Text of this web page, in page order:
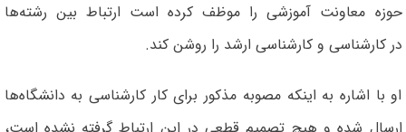
حوزه معاونت آموزشی را موظف کرده است ارتباط بین رشته‌ها
در کارشناسی و کارشناسی ارشد را روشن کند.
او با اشاره به اینکه مصوبه مذکور برای کار کارشناسی به دانشگاه‌ها